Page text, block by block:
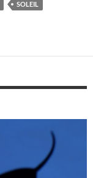
SOLEIL